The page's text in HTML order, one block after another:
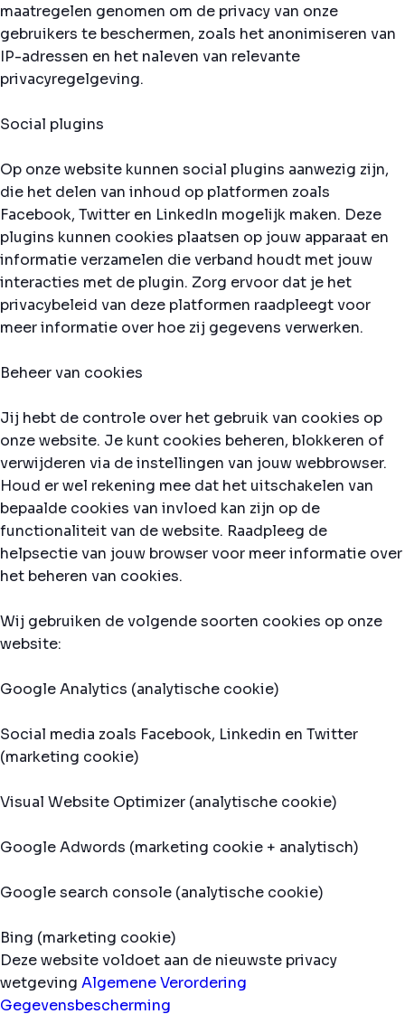
maatregelen genomen om de privacy van onze
gebruikers te beschermen, zoals het anonimiseren van
IP-adressen en het naleven van relevante
privacyregelgeving.
Social plugins
Op onze website kunnen social plugins aanwezig zijn,
die het delen van inhoud op platformen zoals
Facebook, Twitter en LinkedIn mogelijk maken. Deze
plugins kunnen cookies plaatsen op jouw apparaat en
informatie verzamelen die verband houdt met jouw
interacties met de plugin. Zorg ervoor dat je het
privacybeleid van deze platformen raadpleegt voor
meer informatie over hoe zij gegevens verwerken.
Beheer van cookies
Jij hebt de controle over het gebruik van cookies op
onze website. Je kunt cookies beheren, blokkeren of
verwijderen via de instellingen van jouw webbrowser.
Houd er wel rekening mee dat het uitschakelen van
bepaalde cookies van invloed kan zijn op de
functionaliteit van de website. Raadpleeg de
helpsectie van jouw browser voor meer informatie over
het beheren van cookies.
Wij gebruiken de volgende soorten cookies op onze
website:
Google Analytics (analytische cookie)
Social media zoals Facebook, Linkedin en Twitter
(marketing cookie)
Visual Website Optimizer (analytische cookie)
Google Adwords (marketing cookie + analytisch)
Google search console (analytische cookie)
Bing (marketing cookie)
Deze website voldoet aan de nieuwste privacy
wetgeving Algemene Verordering
Gegevensbescherming